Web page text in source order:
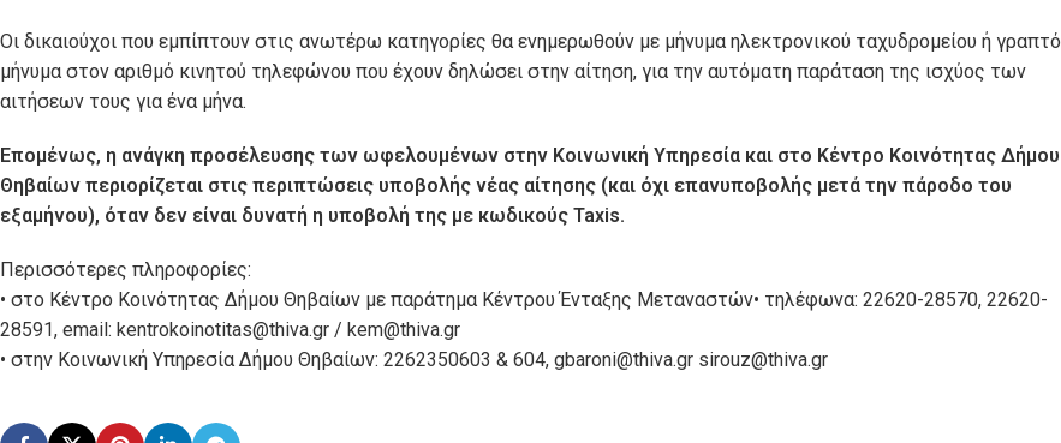
Οι δικαιούχοι που εμπίπτουν στις ανωτέρω κατηγορίες θα ενημερωθούν με μήνυμα ηλεκτρονικού ταχυδρομείου ή γραπτό
μήνυμα στον αριθμό κινητού τηλεφώνου που έχουν δηλώσει στην αίτηση, για την αυτόματη παράταση της ισχύος των
αιτήσεων τους για ένα μήνα.
Επομένως, η ανάγκη προσέλευσης των ωφελουμένων στην Κοινωνική Υπηρεσία και στο Κέντρο Κοινότητας Δήμου
Θηβαίων περιορίζεται στις περιπτώσεις υποβολής νέας αίτησης (και όχι επανυποβολής μετά την πάροδο του
εξαμήνου), όταν δεν είναι δυνατή η υποβολή της με κωδικούς Taxis.
Περισσότερες πληροφορίες:
• στο Κέντρο Κοινότητας Δήμου Θηβαίων με παράτημα Κέντρου Ένταξης Μεταναστών• τηλέφωνα: 22620-28570, 22620-
28591, email: kentrokoinotitas@thiva.gr / kem@thiva.gr
• στην Κοινωνική Υπηρεσία Δήμου Θηβαίων: 2262350603 & 604, gbaroni@thiva.gr sirouz@thiva.gr